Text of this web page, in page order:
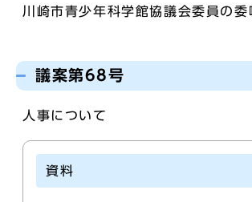
川崎市青少年科学館協議会委員の委
議案第68号
人事について
資料